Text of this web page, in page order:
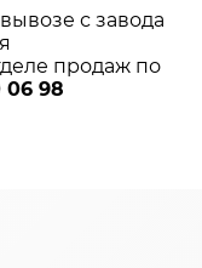
с завода
продаж по
06 98